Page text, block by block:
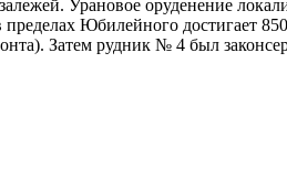
Урановое оруденение
Юбилейного достигает
Затем рудник № 4 был